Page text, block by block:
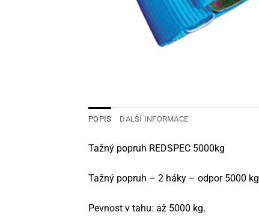
POPIS DALŠÍ INFORMACE
Tažný popruh REDSPEC 5000kg
Tažný popruh – 2 háky – odpor 5000 kg
Pevnost v tahu: až 5000 kg.